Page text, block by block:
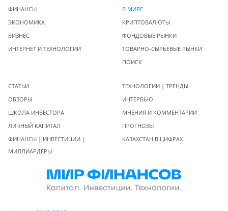
ФИНАНСЫ
ЭКОНОМИКА
БИЗНЕС
ИНТЕРНЕТ И ТЕХНОЛОГИИ
В МИРЕ
КРИПТОВАЛЮТЫ
ФОНДОВЫЕ РЫНКИ
ТОВАРНО-СЫРЬЕВЫЕ РЫНКИ
ПОИСК
СТАТЬИ
ОБЗОРЫ
ШКОЛА ИНВЕСТОРА
ЛИЧНЫЙ КАПИТАЛ
ФИНАНСЫ | ИНВЕСТИЦИИ |
МИЛЛИАРДЕРЫ
ТЕХНОЛОГИИ | ТРЕНДЫ
ИНТЕРВЬЮ
МНЕНИЯ И КОММЕНТАРИИ
ПРОГНОЗЫ
КАЗАХСТАН В ЦИФРАХ